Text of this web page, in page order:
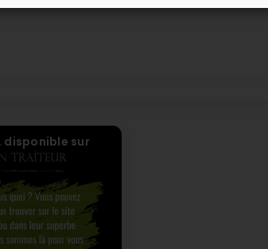
by Google) Excellent caterer, I highly
presentation. Julien was very flexible, and
Sekutowski
fait appel à Julien pour notre mariage. Nous
vin d'honneur jusqu'au dessert. Julien est qqn
Nous n'avons aucun regret de l'avoir choisi
également le remercier pour la logistique
service. Encore merci pour cette entière
for our wedding. We received nothing but
to dessert. Julien is professional, efficient, and,
about choosing him to be part of our special day.
sur